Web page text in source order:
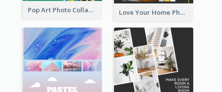
Pop Art Photo Collage Love Your Home Photo Collage